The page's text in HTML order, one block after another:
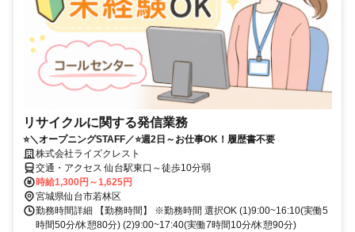
リサイクルに関する発信業務
⭐＼オープニングSTAFF／⭐週2日～お仕事OK！履歴書不要
株式会社ライズクレスト
交通・アクセス 仙台駅東口～徒歩10分弱
時給1,300円～1,625円
宮城県仙台市若林区
勤務時間詳細 【勤務時間】 ※勤務時間 選択OK (1)9:00~16:10(実働5
時間50分/休憩80分) (2)9:00~17:40(実働7時間10分/休憩90分)